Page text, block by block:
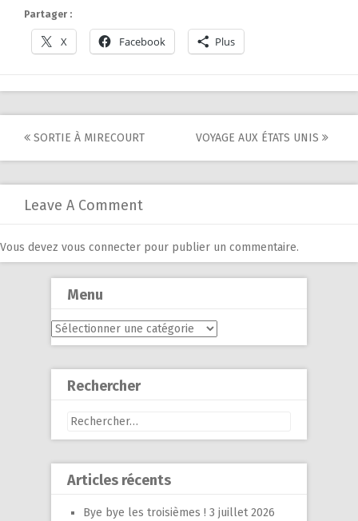
Partager :
X Facebook Plus
Post
navigation
SORTIE À MIRECOURT VOYAGE AUX ÉTATS UNIS
Leave A Comment
Vous devez vous connecter pour publier un commentaire.
Menu
Menu
Rechercher
Rechercher :
Articles récents
Bye bye les troisièmes ! 3 juillet 2026